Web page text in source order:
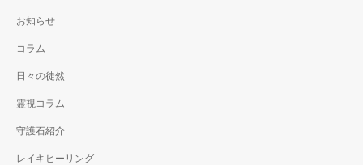
お知らせ
コラム
日々の徒然
霊視コラム
守護石紹介
レイキヒーリング